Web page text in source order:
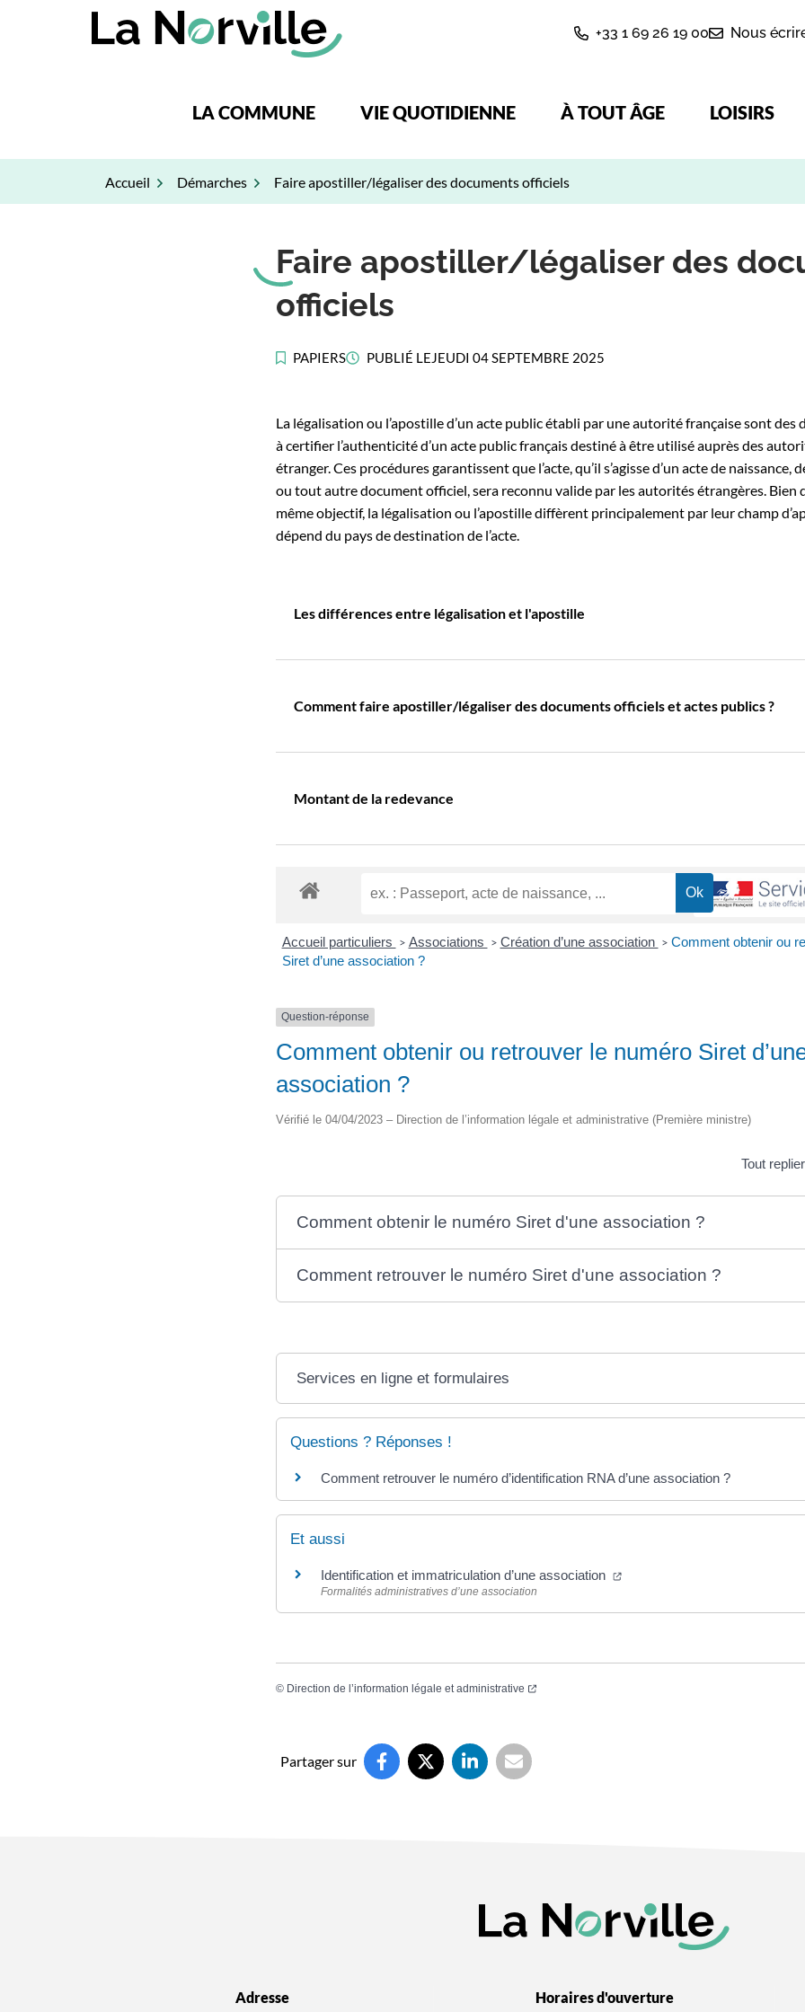
+33 1 69 26 19 00 Nous
LA COMMUNE VIE QUOTIDIENNE À TOUT ÂGE LOISIRS
Accueil Démarches Faire apostiller/légaliser des documents officiels
Faire apostiller/légaliser des
officiels
PAPIERS PUBLIÉ LEJEUDI 04 SEPTEMBRE 2025
La légalisation ou l’apostille d’un acte public établi par une autorité française sont des
à certifier l’authenticité d’un acte public français destiné à être utilisé auprès des
étranger. Ces procédures garantissent que l’acte, qu’il s’agisse d’un acte de naissance,
ou tout autre document officiel, sera reconnu valide par les autorités étrangères. Bien
même objectif, la légalisation ou l’apostille diffèrent principalement par leur champ
dépend du pays de destination de l’acte.
Les différences entre légalisation et l'apostille
Comment faire apostiller/légaliser des documents officiels et actes publics ?
Montant de la redevance
Accueil particuliers > Associations > Création d’une association > Comment obtenir ou
Siret d’une association ?
Question-réponse
Comment obtenir ou retrouver le numéro Siret
association ?
Vérifié le 04/04/2023 – Direction de l’information légale et administrative (Première ministre)
Tout
Comment obtenir le numéro Siret d'une association ?
Comment retrouver le numéro Siret d'une association ?
Services en ligne et formulaires
Questions ? Réponses !
Comment retrouver le numéro d’identification RNA d’une association ?
Et aussi
Identification et immatriculation d’une association (ouverture dans un nouvel
Formalités administratives d’une association
© Direction de l’information légale et administrative (ouverture dans un nouvel onglet)
Partager sur
Adresse Horaires d'ouverture